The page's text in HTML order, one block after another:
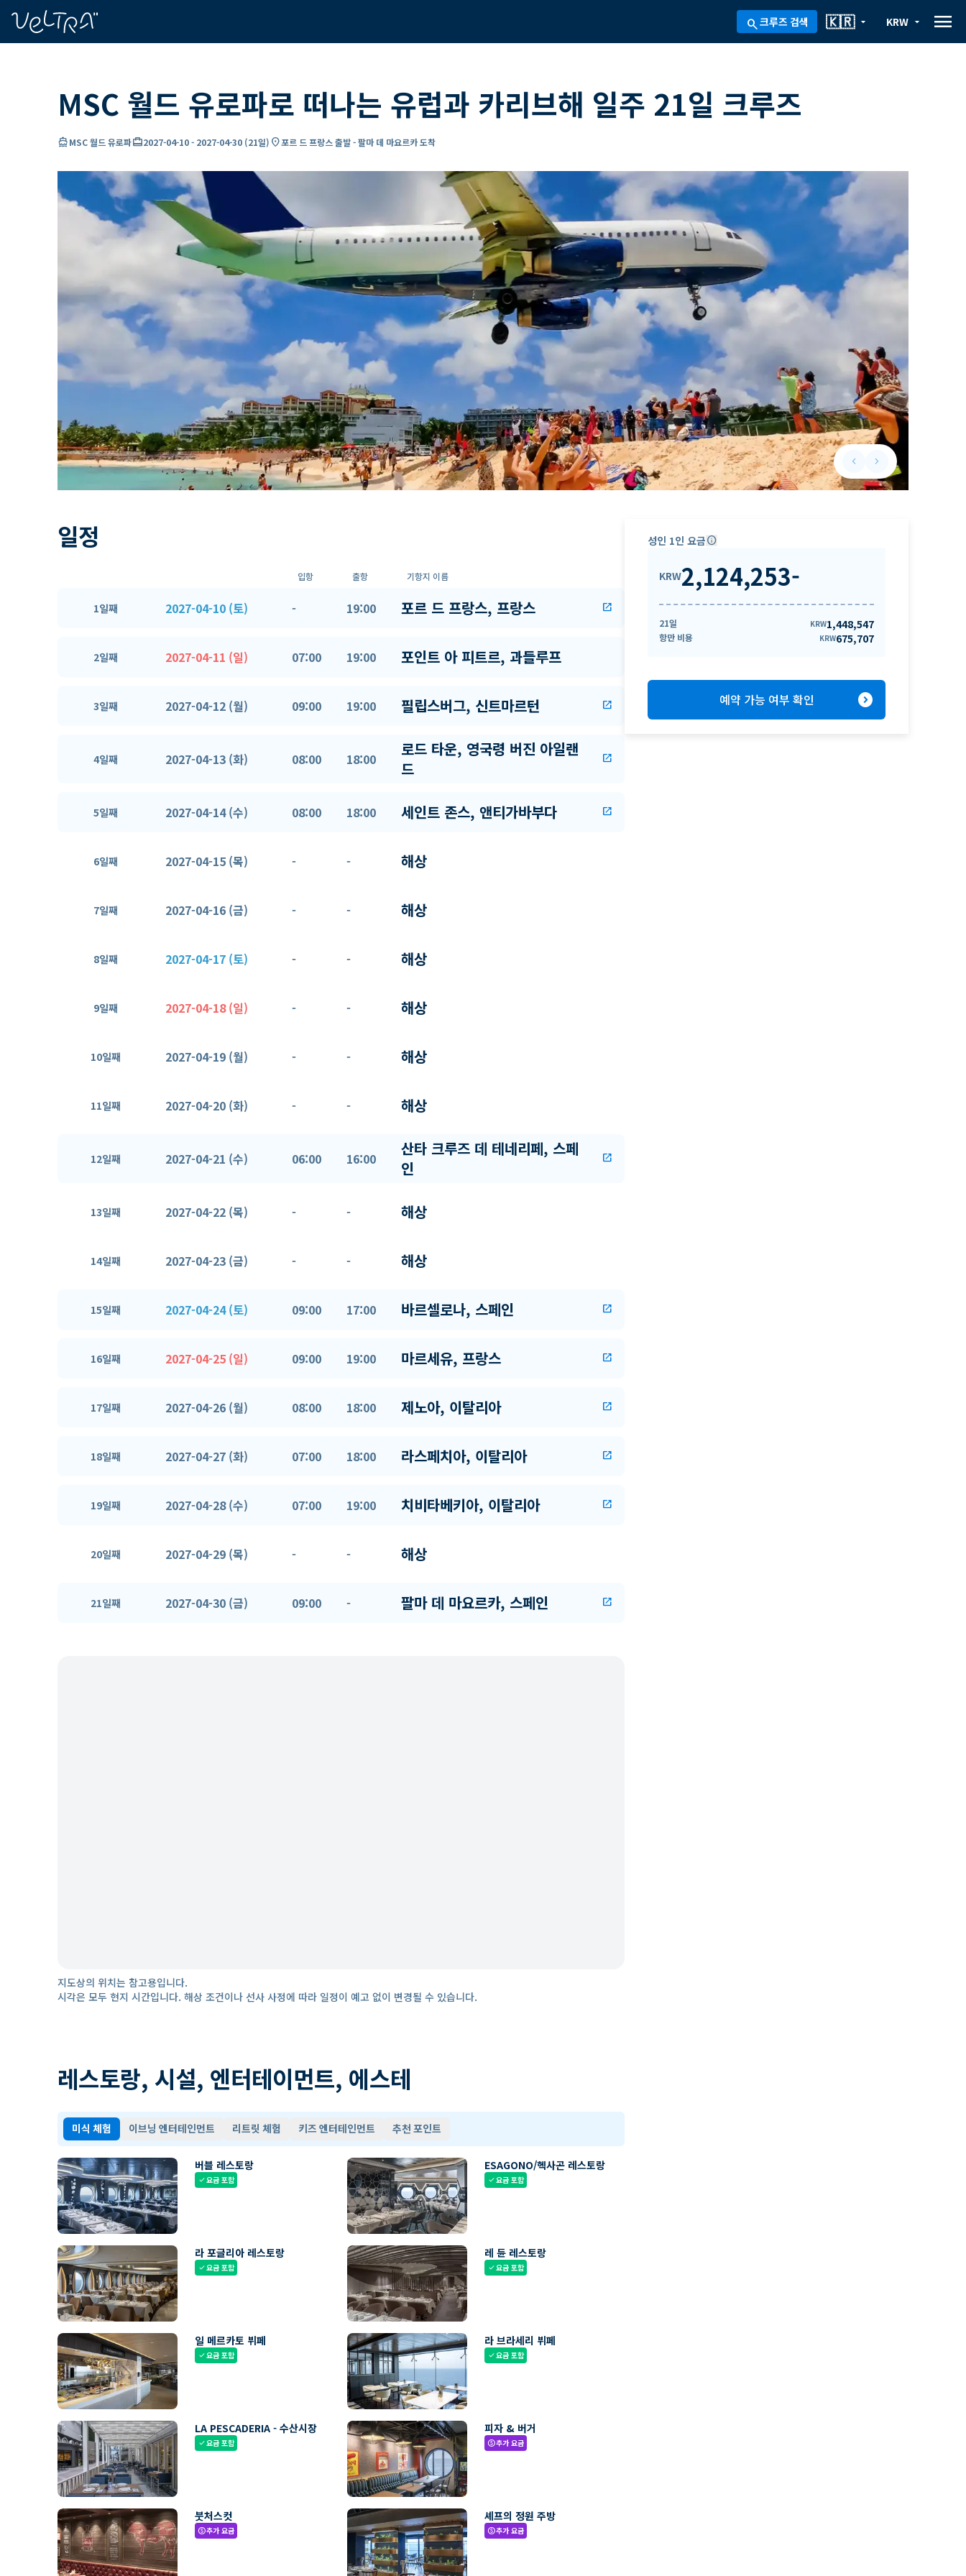
search크루즈 검색 arrow_drop_down
🇰🇷 arrow_drop_down
KRW menu
MSC 월드 유로파로 떠나는 유럽과 카리브해 일주 21일 크루즈
directions_boatMSC 월드 유로파card_travel2027-04-10- 2027-04-30 (21일) location_on포르 드 프랑스 출발 - 팔마 데 마요르카 도착
keyboard_arrow_leftPrevious slide
keyboard_arrow_rightNext slide
일정
입항 출항 기항지 이름
1일째 2027-04-10 (토) - 19:00 포르 드 프랑스, 프랑스 open_in_new
2일째 2027-04-11 (일) 07:00 19:00 포인트 아 피트르, 과들루프
3일째 2027-04-12 (월) 09:00 19:00 필립스버그, 신트마르턴 open_in_new
4일째 2027-04-13 (화) 08:00 18:00
로드 타운, 영국령 버진 아일랜
드
open_in_new
5일째 2027-04-14 (수) 08:00 18:00 세인트 존스, 앤티가바부다 open_in_new
6일째 2027-04-15 (목) - - 해상
7일째 2027-04-16 (금) - - 해상
8일째 2027-04-17 (토) - - 해상
9일째 2027-04-18 (일) - - 해상
10일째 2027-04-19 (월) - - 해상
11일째 2027-04-20 (화) - - 해상
12일째 2027-04-21 (수) 06:00 16:00
산타 크루즈 데 테네리페, 스페
인
open_in_new
13일째 2027-04-22 (목) - - 해상
14일째 2027-04-23 (금) - - 해상
15일째 2027-04-24 (토) 09:00 17:00 바르셀로나, 스페인 open_in_new
16일째 2027-04-25 (일) 09:00 19:00 마르세유, 프랑스 open_in_new
17일째 2027-04-26 (월) 08:00 18:00 제노아, 이탈리아 open_in_new
18일째 2027-04-27 (화) 07:00 18:00 라스페치아, 이탈리아 open_in_new
19일째 2027-04-28 (수) 07:00 19:00 치비타베키아, 이탈리아 open_in_new
20일째 2027-04-29 (목) - - 해상
21일째 2027-04-30 (금) 09:00 - 팔마 데 마요르카, 스페인 open_in_new
지도상의 위치는 참고용입니다.
시각은 모두 현지 시간입니다. 해상 조건이나 선사 사정에 따라 일정이 예고 없이 변경될 수 있습니다.
레스토랑, 시설, 엔터테이먼트, 에스테
미식 체험 이브닝 엔터테인먼트 리트릿 체험 키즈 엔터테인먼트 추천 포인트
버블 레스토랑
check요금 포함
ESAGONO/헥사곤 레스토랑
check요금 포함
라 포글리아 레스토랑
check요금 포함
레 듄 레스토랑
check요금 포함
일 메르카토 뷔페
check요금 포함
라 브라세리 뷔페
check요금 포함
LA PESCADERIA - 수산시장
check요금 포함
피자 & 버거
paid추가 요금
붓처스컷
paid추가 요금
셰프의 정원 주방
paid추가 요금
성인 1인 요금info
KRW2,124,253-
21일 KRW1,448,547
항만 비용 KRW675,707
예약 가능 여부 확인 expand_circle_right